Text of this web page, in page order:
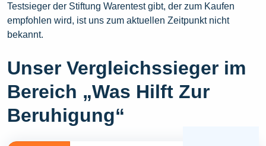
Testsieger der Stiftung Warentest gibt, der zum Kaufen
empfohlen wird, ist uns zum aktuellen Zeitpunkt nicht
bekannt.
Unser Vergleichssieger im
Bereich „Was Hilft Zur
Beruhigung“